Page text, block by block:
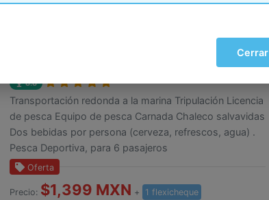
8.8
Transportación redonda a la marina Tripulación Licencia
de pesca Equipo de pesca Carnada Chaleco salvavidas
Dos bebidas por persona (cerveza, refrescos, agua) .
Pesca Deportiva, para 6 pasajeros
Oferta
Precio: $1,399 MXN + 1 flexicheque
Cerrar